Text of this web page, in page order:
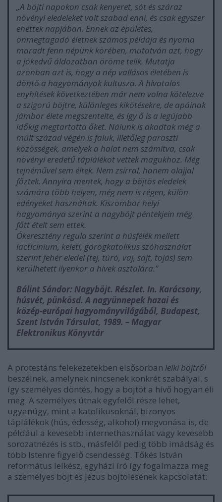
„A böjti napokon csak kenyeret, sót és száraz
növényi eledeleket volt szabad enni, és csak egyszer
ehettek napjában. Ennek az épületes,
önmegtagadó életnek számos példája és nyoma
maradt fenn népünk körében, mutatván azt, hogy
a jókedvű áldozatban öröme telik. Mutatja
azonban azt is, hogy a nép vallásos életében is
döntő a hagyományok kultusza. A hivatalos
enyhítések következtében már nem volna kötelezve
a szigorú böjtre, különleges kikötésekre, de apáinak
jámbor élete megszentelte, és így ő is a legújabb
időkig megtartotta őket. Nálunk is akadtak még a
múlt század végén is faluk, illetőleg paraszti
közösségek, amelyek a halat nem számítva, csak
növényi eredetű táplálékot vettek magukhoz. Még
tejnéművel sem éltek. Nem zsírral, hanem olajjal
főztek. Annyira mentek, hogy a böjtös eledelek
számára több helyen, még nem is régen, külön
edényeket használtak. Kiszombor helyi
hagyománya szerint a nagyböjt péntekjein még
főtt ételt sem ettek.
Ókeresztény regula szerint a húsfélék mellett
lacticinium, keleti, görögkatolikus szóhasználat
szerint fehér eledel (tej, túró, vaj, sajt, tojás) sem
kerülhetett ilyenkor a hívek asztalára.”
Bálint Sándor: Nagyböjt. Részlet. In. Karácsony,
húsvét, pünkösd. A nagyünnepek hazai és
közép-európai hagyományvilágából, Budapest,
Szent István Társulat, 1989. – Magyar
Elektronikus Könyvtár
A protestáns felekezetekben elsősorban lelki böjtről
beszélnek, amelynek nincsenek konkrét szabályai, s
így személyes döntés, hogy a böjtöt a hívő hogyan éli
meg. A személyes útnak egyfelől része lehet,
ugyanúgy, mint a katolikusoknál, bizonyos
táplálékok (hús, édesség, alkohol) megvonása is, de
például a kevesebb internethasználat vagy kevesebb
sorozatnézés is stb., másfelől pedig több imádság és
több Istenre figyelő csendesség. Tőkés István
református lelkész, egyházi író így fogalmazza meg
a személyes böjt és Jézus böjtölésének kapcsolatát: